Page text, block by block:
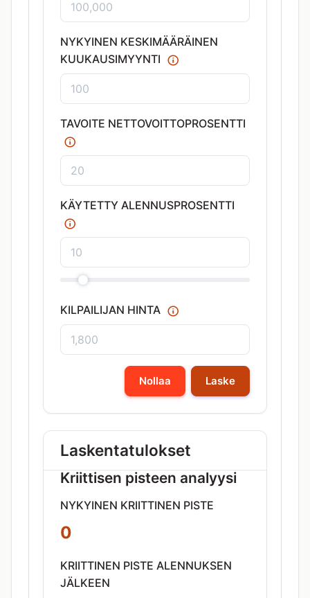
NYKYINEN KESKIMÄÄRÄINEN
KUUKAUSIMYYNTI
TAVOITE NETTOVOITTOPROSENTTI
KÄYTETTY ALENNUSPROSENTTI
KILPAILIJAN HINTA
Nollaa Laske
Laskentatulokset
Kriittisen pisteen analyysi
NYKYINEN KRIITTINEN PISTE
0
KRIITTINEN PISTE ALENNUKSEN
JÄLKEEN